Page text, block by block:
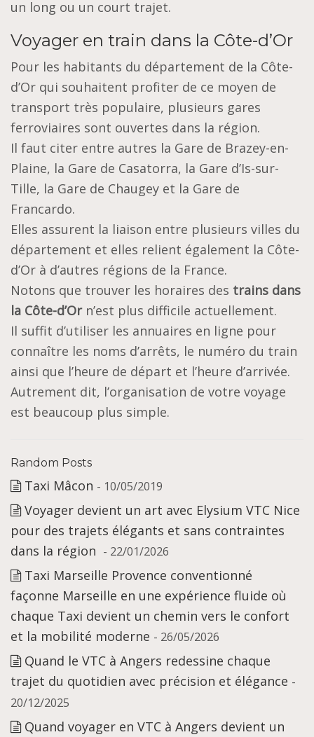
un long ou un court trajet.
Voyager en train dans la Côte-d’Or
Pour les habitants du département de la Côte-
d’Or qui souhaitent profiter de ce moyen de
transport très populaire, plusieurs gares
ferroviaires sont ouvertes dans la région.
Il faut citer entre autres la Gare de Brazey-en-
Plaine, la Gare de Casatorra, la Gare d’Is-sur-
Tille, la Gare de Chaugey et la Gare de
Francardo.
Elles assurent la liaison entre plusieurs villes du
département et elles relient également la Côte-
d’Or à d’autres régions de la France.
Notons que trouver les horaires des trains dans
la Côte-d’Orn’est plus difficile actuellement.
Il suffit d’utiliser les annuaires en ligne pour
connaître les noms d’arrêts, le numéro du train
ainsi que l’heure de départ et l’heure d’arrivée.
Autrement dit, l’organisation de votre voyage
est beaucoup plus simple.
Random Posts
Taxi Mâcon - 10/05/2019
Voyager devient un art avec Elysium VTC Nice
pour des trajets élégants et sans contraintes
dans la région - 22/01/2026
Taxi Marseille Provence conventionné
façonne Marseille en une expérience fluide où
chaque Taxi devient un chemin vers le confort
et la mobilité moderne - 26/05/2026
Quand le VTC à Angers redessine chaque
trajet du quotidien avec précision et élégance -
20/12/2025
Quand voyager en VTC à Angers devient un